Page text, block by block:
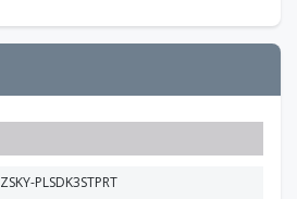
ZSKY-PLSDK3STPRT